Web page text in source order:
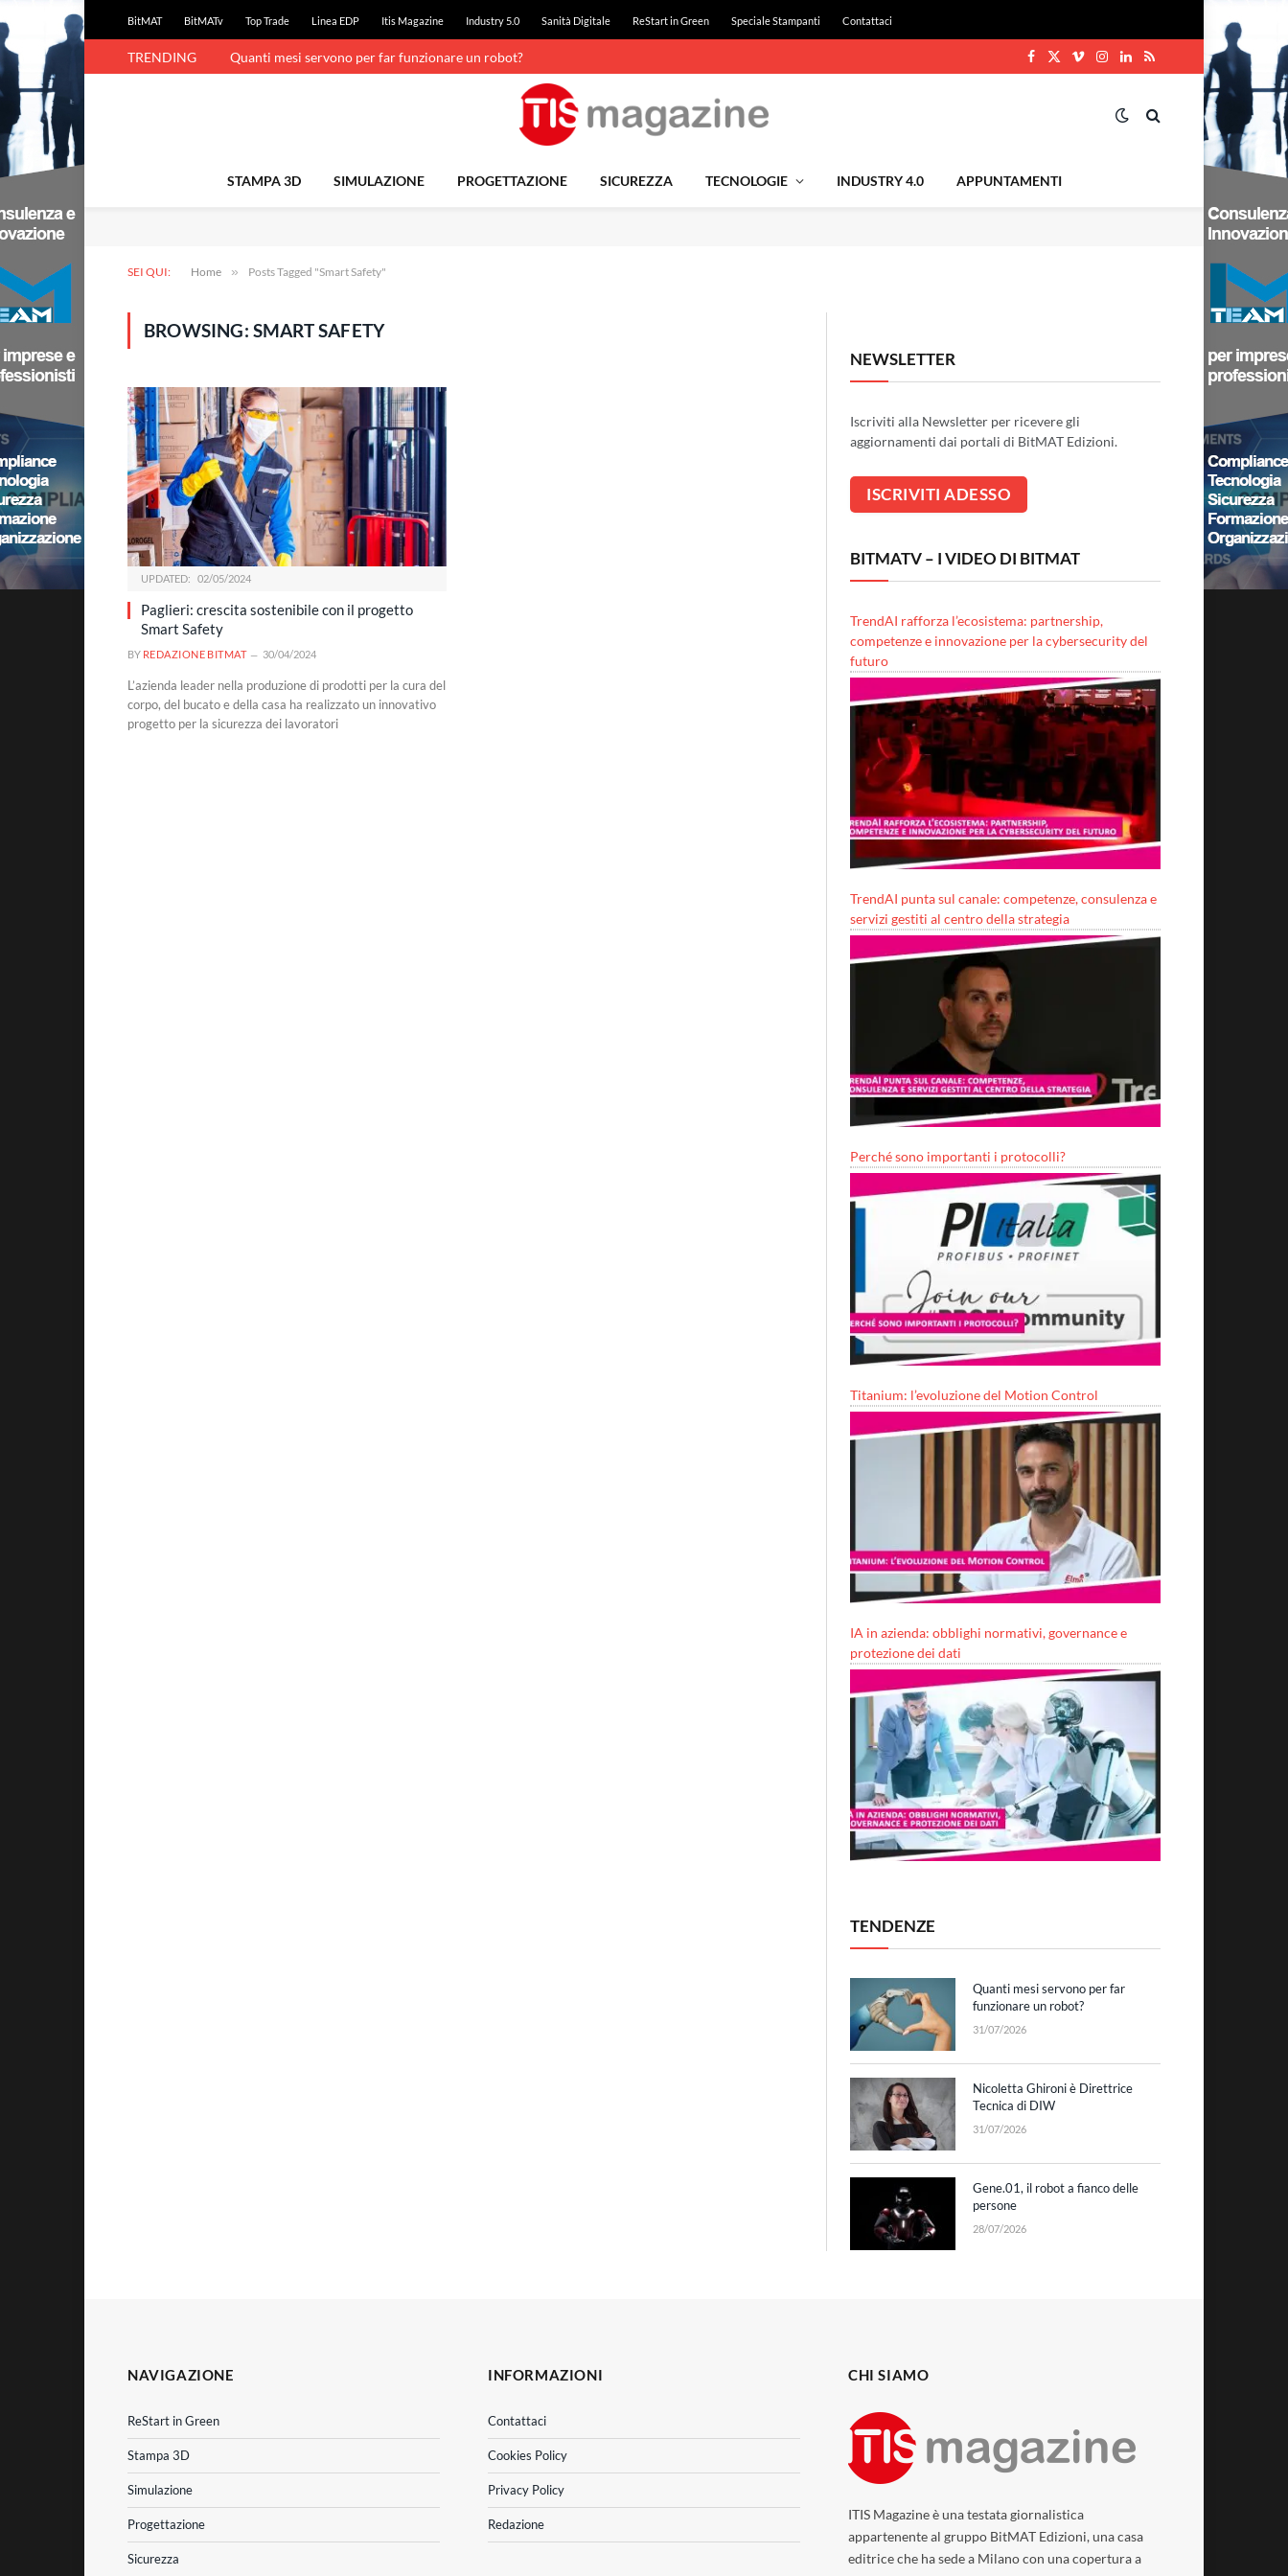
BitMAT BitMATv Top Trade Linea EDP Itis Magazine Industry 5.0 Sanità Digitale ReStart in Green Speciale Stampanti Contattaci
TRENDING Quanti mesi servono per far funzionare un robot?
Facebook
X
VimeoInstagram
LinkedIn
RSS
STAMPA 3D SIMULAZIONE PROGETTAZIONE SICUREZZA TECNOLOGIE INDUSTRY 4.0 APPUNTAMENTI
SEI QUI: Home » Posts Tagged "Smart Safety"
BROWSING: SMART SAFETY
UPDATED: 02/05/2024
Paglieri: crescita sostenibile con il progetto
Smart Safety
BY REDAZIONE BITMAT 30/04/2024
L’azienda leader nella produzione di prodotti per la cura del
corpo, del bucato e della casa ha realizzato un innovativo
progetto per la sicurezza dei lavoratori
NEWSLETTER
Iscriviti alla Newsletter per ricevere gli
aggiornamenti dai portali di BitMAT Edizioni.
BITMATV – I VIDEO DI BITMAT
TrendAI rafforza l’ecosistema: partnership,
competenze e innovazione per la cybersecurity del
futuro
TrendAI punta sul canale: competenze, consulenza e
servizi gestiti al centro della strategia
Perché sono importanti i protocolli?
Titanium: l’evoluzione del Motion Control
IA in azienda: obblighi normativi, governance e
protezione dei dati
TENDENZE
Quanti mesi servono per far
funzionare un robot?
31/07/2026
Nicoletta Ghironi è Direttrice
Tecnica di DIW
31/07/2026
Gene.01, il robot a fianco delle
persone
28/07/2026
NAVIGAZIONE
ReStart in Green
Stampa 3D
Simulazione
Progettazione
Sicurezza
INFORMAZIONI
Contattaci
Cookies Policy
Privacy Policy
Redazione
CHI SIAMO
ITIS Magazine è una testata giornalistica
appartenente al gruppo BitMAT Edizioni, una casa
editrice che ha sede a Milano con una copertura a